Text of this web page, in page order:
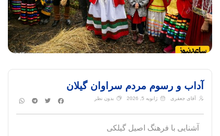
و رسوم مردم سراوان گیلان
آقای جعفری ژانویه 5, 2026 بدون نظر
آشنایی با فرهنگ اصیل گیلکی